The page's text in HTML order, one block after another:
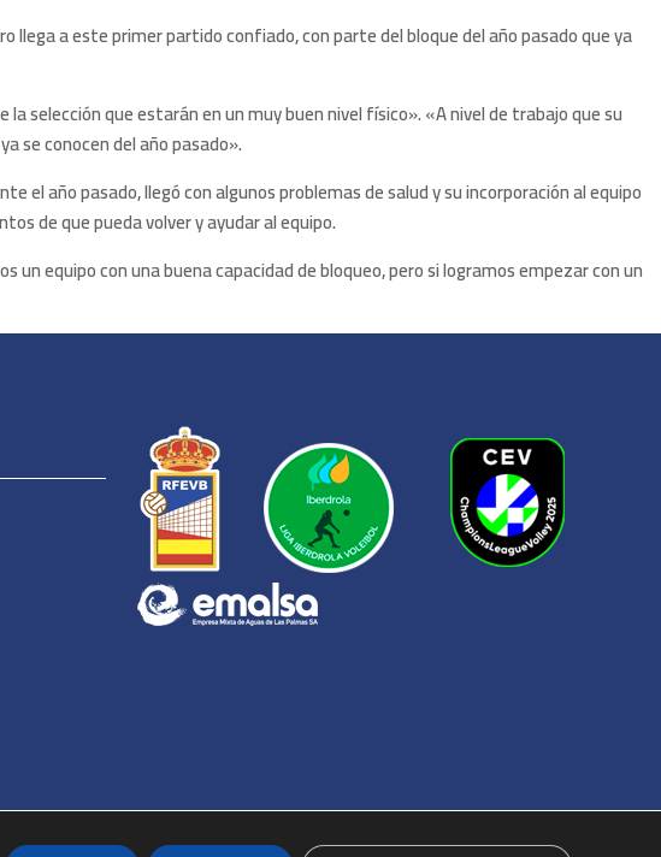
llega a este primer partido confiado, con parte del bloque del año pasado que ya
selección que estarán en un muy buen nivel físico». «A nivel de trabajo que su
se conocen del año pasado».
el año pasado, llegó con algunos problemas de salud y su incorporación al equipo
de que pueda volver y ayudar al equipo.
equipo con una buena capacidad de bloqueo, pero si logramos empezar con un